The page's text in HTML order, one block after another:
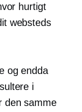
hurtigt
websteds
og endda
i
den samme